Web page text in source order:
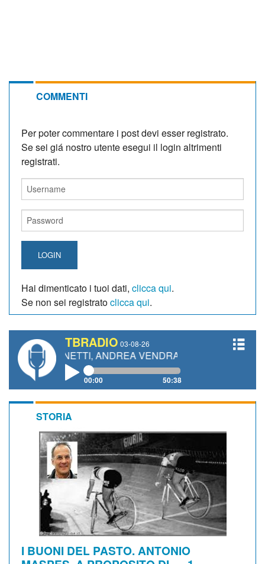
COMMENTI
Per poter commentare i post devi esser registrato.
Se sei giá nostro utente esegui il login altrimenti
registrati.
LOGIN
Hai dimenticato i tuoi dati, clicca qui.
Se non sei registratoclicca qui.
TBRADIO 03-08-26
GIANETTI, ANDREA VENDRAME, FILIPPO FIORELLI
00:00 50:38
STORIA
I BUONI DEL PASTO. ANTONIO